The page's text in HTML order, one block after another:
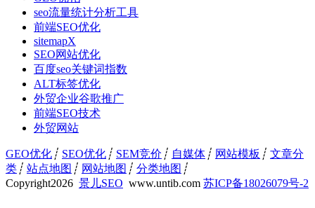
seo流量统计分析工具
前端SEO优化
sitemapX
SEO网站优化
百度seo关键词指数
ALT标签优化
外贸企业谷歌推广
前端SEO技术
外贸网站
GEO优化 ┊ SEO优化 ┊ SEM竞价 ┊ 自媒体 ┊ 网站模板 ┊ 文章分
类 ┊ 站点地图 ┊ 网站地图 ┊ 分类地图 ┊
Copyright2026 景儿SEO www.untib.com 苏ICP备18026079号-2